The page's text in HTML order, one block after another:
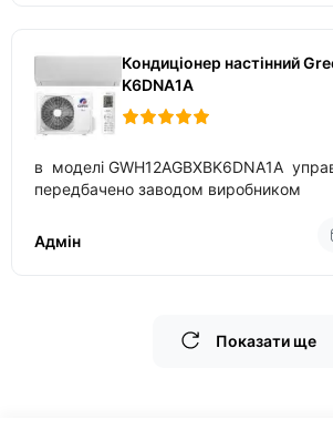
Кондиціонер настінний
K6DNA1A
в моделі GWH12AGBXBK6DNA1A
передбачено заводом виробником
Адмін
Показати ще